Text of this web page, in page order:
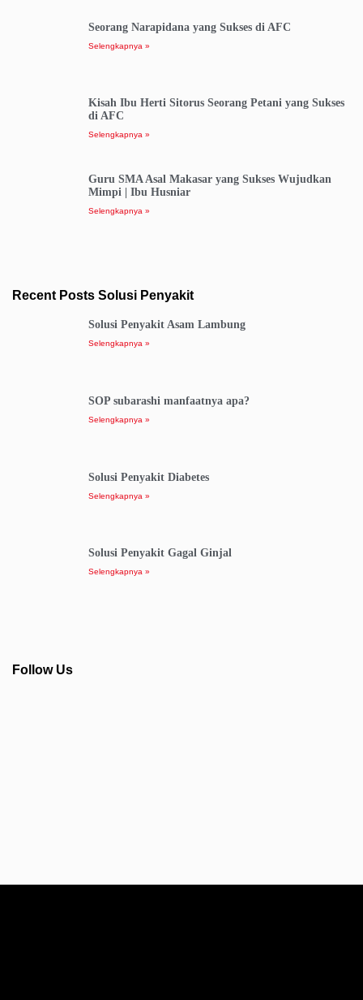
Seorang Narapidana yang Sukses di AFC
Selengkapnya »
Kisah Ibu Herti Sitorus Seorang Petani yang Sukses
di AFC
Selengkapnya »
Guru SMA Asal Makasar yang Sukses Wujudkan
Mimpi | Ibu Husniar
Selengkapnya »
Recent Posts Solusi Penyakit
Solusi Penyakit Asam Lambung
Selengkapnya »
SOP subarashi manfaatnya apa?
Selengkapnya »
Solusi Penyakit Diabetes
Selengkapnya »
Solusi Penyakit Gagal Ginjal
Selengkapnya »
Follow Us